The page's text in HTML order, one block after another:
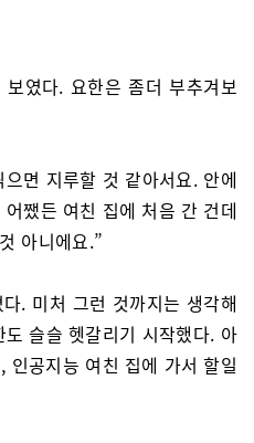
였다. 요한은 좀더 부추겨보
면 지루할 것 같아서요. 안에
쨌든 여친 집에 처음 간 건데
아니에요.”
. 미처 그런 것까지는 생각해
슬슬 헷갈리기 시작했다. 아
인공지능 여친 집에 가서 할일